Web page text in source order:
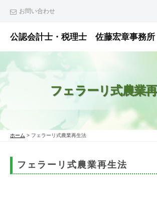
へ
ス
ッ
プ
お問い合わせ
公認会計士・税理士 佐藤宏章事務所
公
認
理
佐
フェラーリ式農業
ホーム > フェラーリ式農業再生法
フェラーリ式農業再生法